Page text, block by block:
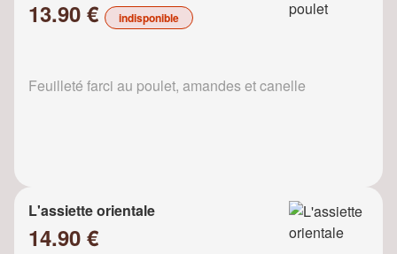
13.90 € indisponible
Feuilleté farci au poulet, amandes et canelle
L'assiette orientale
14.90 €